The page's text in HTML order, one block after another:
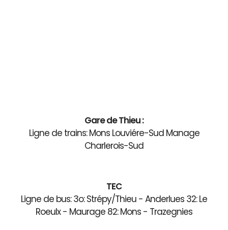
Gare de Thieu :
Ligne de trains: Mons Louviére-Sud Manage
Charlerois-Sud
TEC
Ligne de bus: 3o: Strépy/Thieu - Anderlues 32: Le
Roeulx - Maurage 82: Mons - Trazegnies